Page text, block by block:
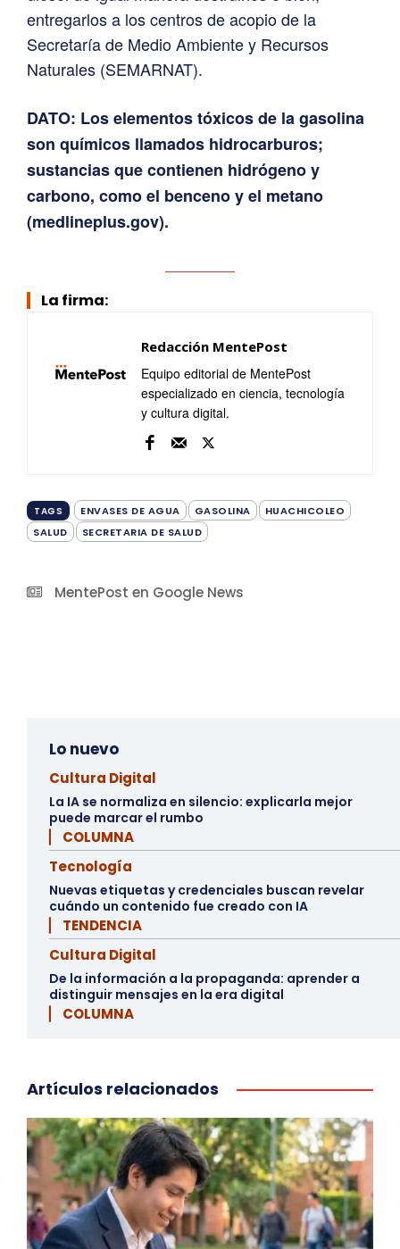
entregarlos a los centros de acopio de la
Secretaría de Medio Ambiente y Recursos
Naturales (SEMARNAT).
DATO: Los elementos tóxicos de la gasolina
son químicos llamados hidrocarburos;
sustancias que contienen hidrógeno y
carbono, como el benceno y el metano
(medlineplus.gov).
La firma:
Redacción MentePost
Equipo editorial de MentePost
especializado en ciencia, tecnología
y cultura digital.
TAGS ENVASES DE AGUA GASOLINA
HUACHICOLEO
SALUD
SECRETARIA DE SALUD
MentePost en Google News
Lo nuevo
Cultura Digital
La IA se normaliza en silencio: explicarla mejor
puede marcar el rumbo
▏ COLUMNA
Tecnología
Nuevas etiquetas y credenciales buscan revelar
cuándo un contenido fue creado con IA
▏ TENDENCIA
Cultura Digital
De la información a la propaganda: aprender a
distinguir mensajes en la era digital
▏ COLUMNA
Artículos relacionados